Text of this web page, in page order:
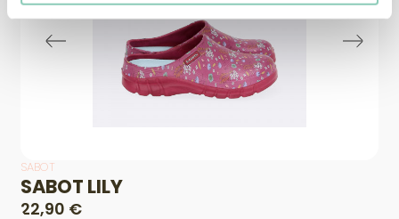
SABOT
SABOT LILY
22,90 €